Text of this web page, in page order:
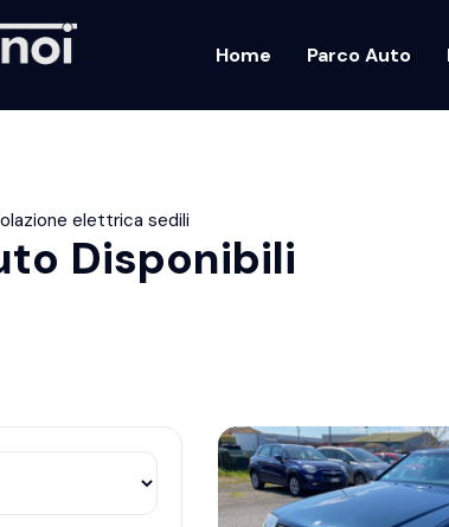
Home Parco Auto
elettrica sedili
Disponibili